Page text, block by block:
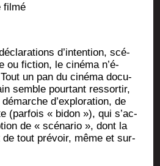
filmé
d’in­ten­tion, scé­
ou fic­tion, le ciné­ma n’é­
un pan du ciné­ma docu­
semble pour­tant res­sor­tir,
d’exploration, de
(par­fois « bidon »), qui s’ac­
de « scé­na­rio », dont la
tout pré­voir, même et sur­